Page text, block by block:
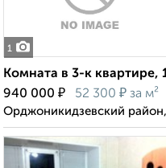
1
Комната в 3-к квартире,
940 000 ₽ 52 300 ₽ за м²
Орджоникидзевский